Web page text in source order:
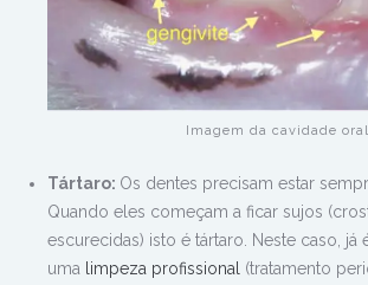
Imagem da cavidade
Tártaro: Os dentes precisam estar
Quando eles começam a ficar sujos
escurecidas) isto é tártaro. Neste caso, já
uma
limpeza profissional (tratamento